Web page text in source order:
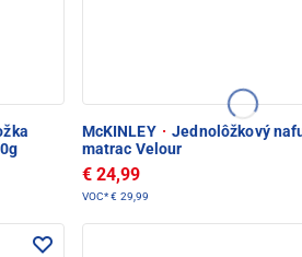
McKINLEY · Jednolôžkový
matrac Velour
€ 24,99
VOC*€ 29,99